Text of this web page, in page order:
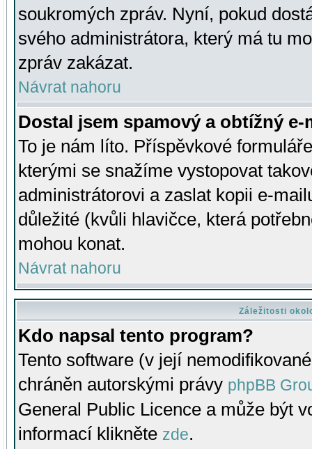
soukromých zpráv. Nyní, pokud
svého administrátora, který má tu
zpráv zakázat.
Návrat nahoru
Dostal jsem spamový a obtížný
To je nám líto. Příspěvkové
kterými se snažíme vystopovat
administrátorovi a zaslat kopii e-
důležité (kvůli hlavičce, která
mohou konat.
Návrat nahoru
Záležitosti
Kdo napsal tento program?
Tento software (v její
chráněn autorskými právy phpBB
General Public Licence a může být
informací klikněte zde.